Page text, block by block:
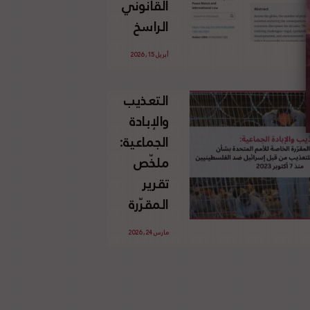
الإسرائيلي
غير
القانوني
الفلسطينية
القانوني
الراسخ
للاجئين
وحقهم
في العودة
بموجب
القانون
الدولي
أبريل 15, 2026
التعذيب
والإبادة
الجماعية:
ملخّص
تقرير
المقرّرة
الخاصة
مارس 24, 2026